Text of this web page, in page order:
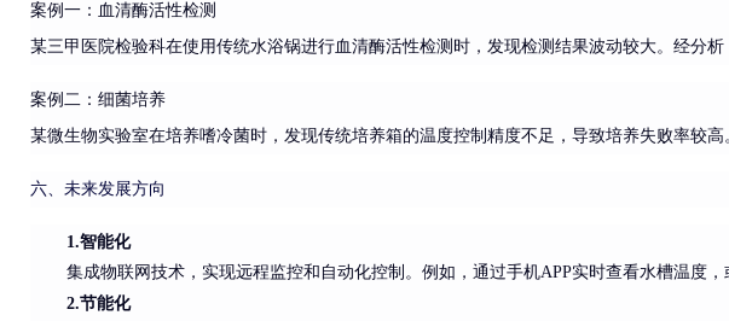
案例一：血清酶活性检测
某三甲医院检验科在使用传统水浴锅进行血清酶活性检测时，发现检测结果波动较大。经分
案例二：细菌培养
某微生物实验室在培养嗜冷菌时，发现传统培养箱的温度控制精度不足，导致培养失败率较
六、未来发展方向
1.智能化
集成物联网技术，实现远程监控和自动化控制。例如，通过手机APP实时查看水槽温度，
2.节能化